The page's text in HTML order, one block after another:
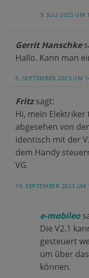
3. JULI 2023 UM
Gerrit Hanschke
Hallo. Kann man
6. SEPTEMBER 2023 UM
Fritz sagt:
Hi, mein Elektriker
abgesehen von
identisch mit der
dem Handy
VG
19. SEPTEMBER 2023 UM
e-mobileo
Die V2.1
gesteuert
um über
können.